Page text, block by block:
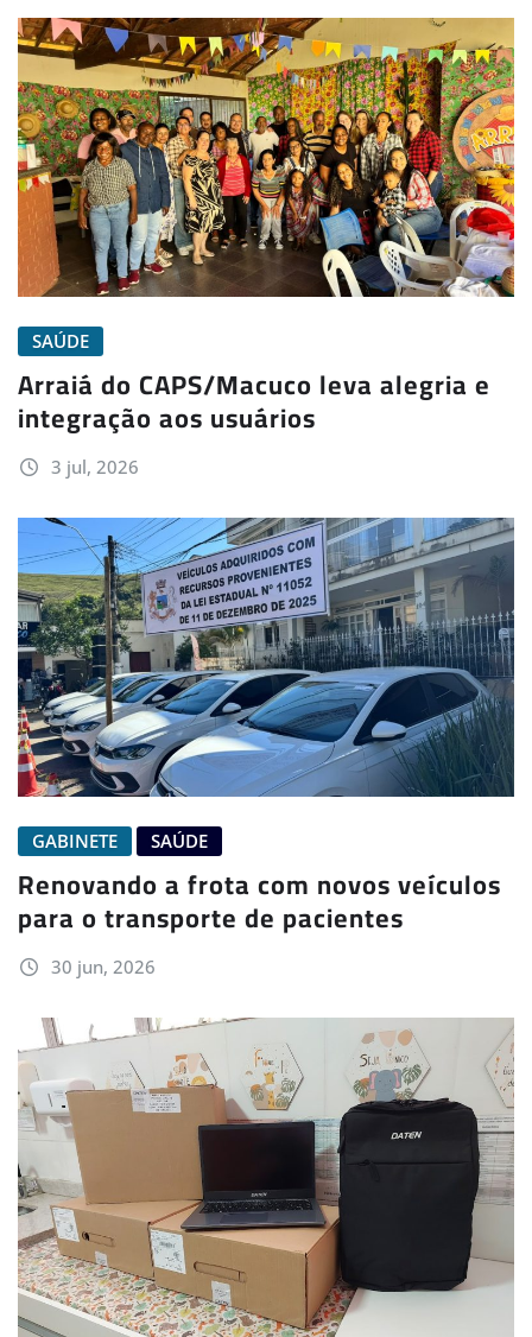
SAÚDE
Arraiá do CAPS/Macuco leva alegria e
integração aos usuários
3 jul, 2026
GABINETE SAÚDE
Renovando a frota com novos veículos
para o transporte de pacientes
30 jun, 2026